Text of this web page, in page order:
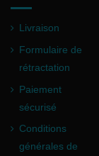
Livraison
Formulaire de
rétractation
Paiement
sécurisé
Conditions
générales de